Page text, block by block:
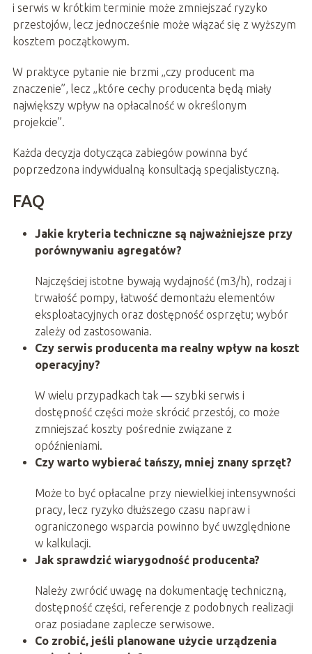
i serwis w krótkim terminie może zmniejszać ryzyko
przestojów, lecz jednocześnie może wiązać się z wyższym
kosztem początkowym.
W praktyce pytanie nie brzmi „czy producent ma
znaczenie”, lecz „które cechy producenta będą miały
największy wpływ na opłacalność w określonym
projekcie”.
Każda decyzja dotycząca zabiegów powinna być
poprzedzona indywidualną konsultacją specjalistyczną.
FAQ
Jakie kryteria techniczne są najważniejsze przy
porównywaniu agregatów?
Najczęściej istotne bywają wydajność (m3/h), rodzaj i
trwałość pompy, łatwość demontażu elementów
eksploatacyjnych oraz dostępność osprzętu; wybór
zależy od zastosowania.
Czy serwis producenta ma realny wpływ na koszt
operacyjny?
W wielu przypadkach tak — szybki serwis i
dostępność części może skrócić przestój, co może
zmniejszać koszty pośrednie związane z
opóźnieniami.
Czy warto wybierać tańszy, mniej znany sprzęt?
Może to być opłacalne przy niewielkiej intensywności
pracy, lecz ryzyko dłuższego czasu napraw i
ograniczonego wsparcia powinno być uwzględnione
w kalkulacji.
Jak sprawdzić wiarygodność producenta?
Należy zwrócić uwagę na dokumentację techniczną,
dostępność części, referencje z podobnych realizacji
oraz posiadane zaplecze serwisowe.
Co zrobić, jeśli planowane użycie urządzenia